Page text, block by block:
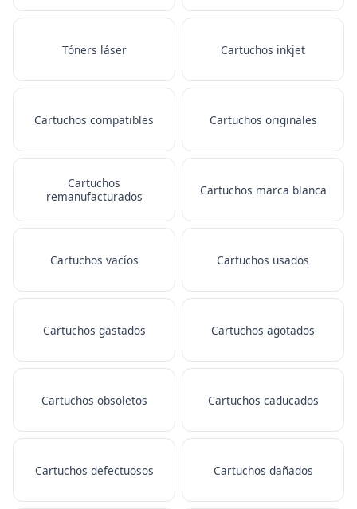
Tóners láser Cartuchos inkjet
Cartuchos compatibles Cartuchos originales
Cartuchos
remanufacturados
Cartuchos marca blanca
Cartuchos vacíos Cartuchos usados
Cartuchos gastados Cartuchos agotados
Cartuchos obsoletos Cartuchos caducados
Cartuchos defectuosos Cartuchos dañados